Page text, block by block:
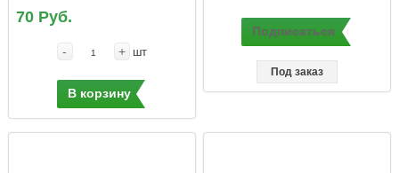
70 Руб.
- + шт
В корзину
Подписаться
Под заказ